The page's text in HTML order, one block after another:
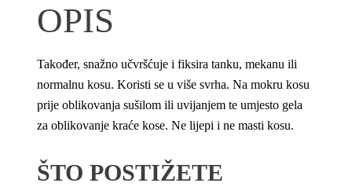
OPIS
Također, snažno učvršćuje i fiksira tanku, mekanu ili
normalnu kosu. Koristi se u više svrha. Na mokru kosu
prije oblikovanja sušilom ili uvijanjem te umjesto gela
za oblikovanje kraće kose. Ne lijepi i ne masti kosu.
ŠTO POSTIŽETE